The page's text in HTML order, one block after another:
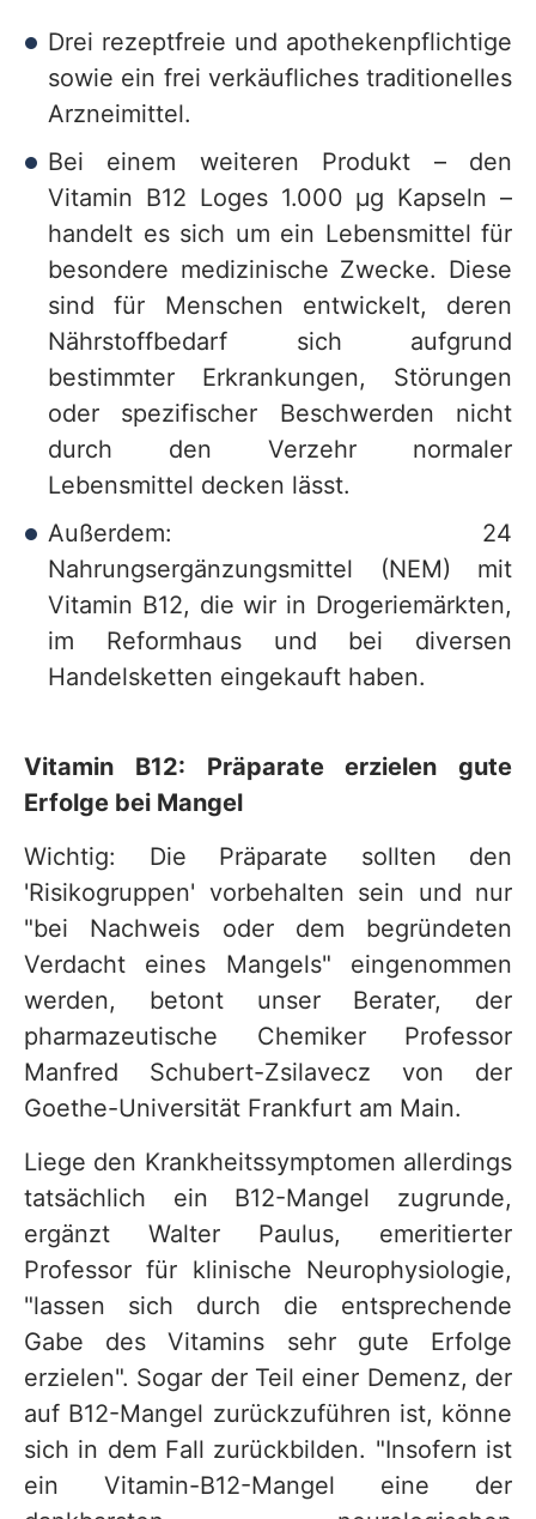
Drei rezeptfreie und apothekenpflichtige
sowie ein frei verkäufliches traditionelles
Arzneimittel.
Bei einem weiteren Produkt – den
Vitamin B12 Loges 1.000 μg Kapseln –
handelt es sich um ein Lebensmittel für
besondere medizinische Zwecke. Diese
sind für Menschen entwickelt, deren
Nährstoffbedarf sich aufgrund
bestimmter Erkrankungen, Störungen
oder spezifischer Beschwerden nicht
durch den Verzehr normaler
Lebensmittel decken lässt.
Außerdem: 24
Nahrungsergänzungsmittel (NEM) mit
Vitamin B12, die wir in Drogeriemärkten,
im Reformhaus und bei diversen
Handelsketten eingekauft haben.
Vitamin B12: Präparate erzielen gute
Erfolge bei Mangel
Wichtig: Die Präparate sollten den
'Risikogruppen' vorbehalten sein und nur
"bei Nachweis oder dem begründeten
Verdacht eines Mangels" eingenommen
werden, betont unser Berater, der
pharmazeutische Chemiker Professor
Manfred Schubert-Zsilavecz von der
Goethe-Universität Frankfurt am Main.
Liege den Krankheitssymptomen allerdings
tatsächlich ein B12-Mangel zugrunde,
ergänzt Walter Paulus, emeritierter
Professor für klinische Neurophysiologie,
"lassen sich durch die entsprechende
Gabe des Vitamins sehr gute Erfolge
erzielen". Sogar der Teil einer Demenz, der
auf B12-Mangel zurückzuführen ist, könne
sich in dem Fall zurückbilden. "Insofern ist
ein Vitamin-B12-Mangel eine der